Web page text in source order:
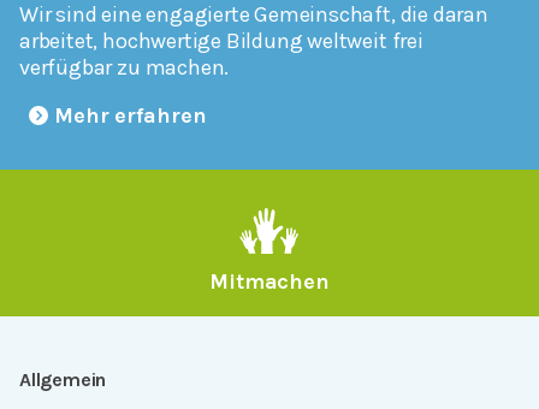
Wir sind eine engagierte Gemeinschaft, die daran
arbeitet, hochwertige Bildung weltweit frei
verfügbar zu machen.
Mehr erfahren
Mitmachen
Allgemein